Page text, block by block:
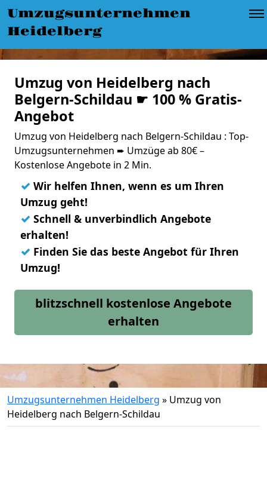
Umzugsunternehmen
Heidelberg
Umzug von Heidelberg nach
Belgern-Schildau ☛ 100 % Gratis-
Angebot
Umzug von Heidelberg nach Belgern-Schildau : Top-
Umzugsunternehmen ➨ Umzüge ab 80€ –
Kostenlose Angebote in 2 Min.
✓ Wir helfen Ihnen, wenn es um Ihren
Umzug geht!
✓ Schnell & unverbindlich Angebote
erhalten!
✓ Finden Sie das beste Angebot für Ihren
Umzug!
blitzschnell kostenlose Angebote
erhalten
Umzugsunternehmen Heidelberg » Umzug von
Heidelberg nach Belgern-Schildau